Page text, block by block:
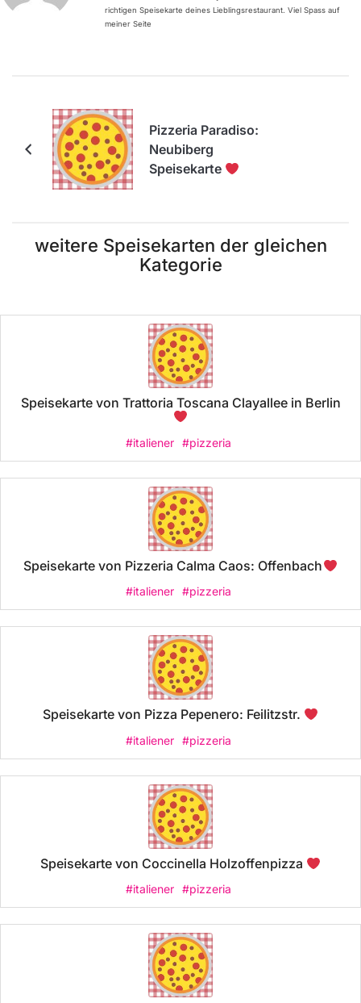
richtigen Speisekarte deines Lieblingsrestaurant. Viel Spass auf
meiner Seite
Pizzeria Paradiso:
Neubiberg
Speisekarte
weitere Speisekarten der gleichen
Kategorie
Speisekarte von Trattoria Toscana Clayallee in Berlin
#italiener #pizzeria
Speisekarte von Pizzeria Calma Caos: Offenbach
#italiener #pizzeria
Speisekarte von Pizza Pepenero: Feilitzstr.
#italiener #pizzeria
Speisekarte von Coccinella Holzoffenpizza
#italiener #pizzeria